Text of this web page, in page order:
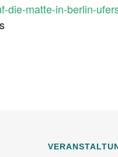
die-matte-in-berlin-